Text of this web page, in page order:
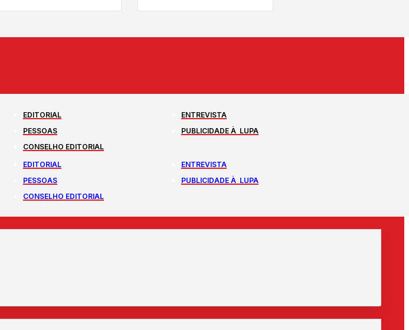
EDITORIAL
ENTREVISTA
PESSOAS
PUBLICIDADE À LUPA
CONSELHO EDITORIAL
EDITORIAL
ENTREVISTA
PESSOAS
PUBLICIDADE À LUPA
CONSELHO EDITORIAL